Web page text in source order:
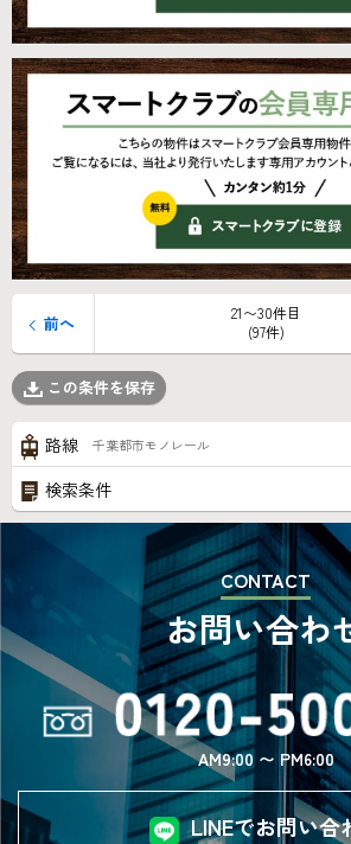
21〜30件目
(97件)
前へ
この条件を保存
路線 千葉都市モノレール
検索条件
CONTACT
お問い合わ
AM9:00 〜 PM6:00
LINEでお問い合